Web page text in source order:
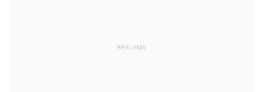
REKLAMA